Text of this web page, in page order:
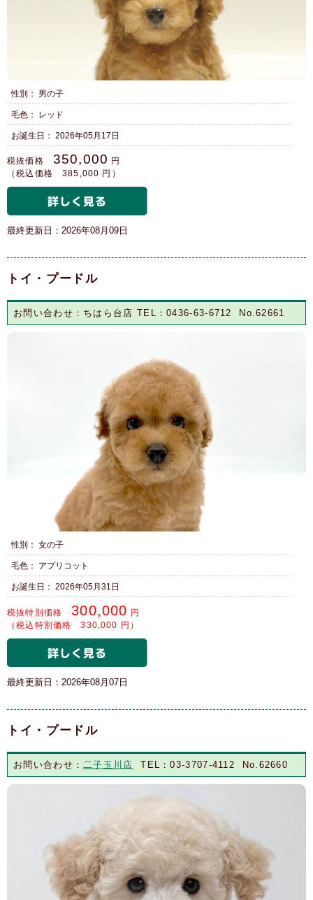
性別： 男の子
毛色： レッド
お誕生日： 2026年05月17日
税抜価格 350,000 円
（税込価格 385,000 円）
最終更新日：2026年08月09日
トイ・プードル
お問い合わせ：ちはら台店 TEL：0436-63-6712 No.62661
性別： 女の子
毛色： アプリコット
お誕生日： 2026年05月31日
税抜特別価格300,000
円
（税込特別価格 330,000 円）
最終更新日：2026年08月07日
トイ・プードル
お問い合わせ：二子玉川店 TEL：03-3707-4112 No.62660